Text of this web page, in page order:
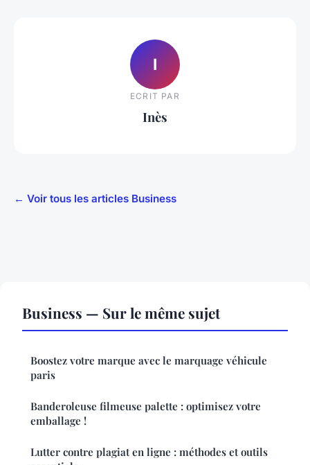
I
ECRIT PAR
Inès
← Voir tous les articles Business
Business — Sur le même sujet
Boostez votre marque avec le marquage véhicule
paris
Banderoleuse filmeuse palette : optimisez votre
emballage !
Lutter contre plagiat en ligne : méthodes et outils